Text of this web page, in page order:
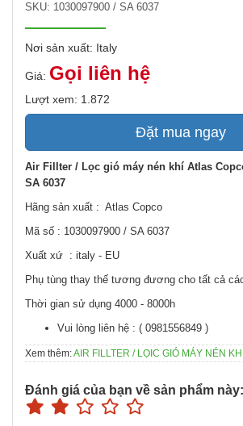
SKU: 1030097900 / SA 6037
Nơi sản xuất: Italy
Giá: Gọi liên hệ
Lượt xem: 1.872
Đặt mua ngay
Air Fillter / Lọc gió máy nén khí Atlas
SA 6037
Hãng sản xuất : Atlas Copco
Mã số : 1030097900 / SA 6037
Xuất xứ : italy - EU
Phụ tùng thay thế tương đương cho tất cả
Thời gian sử dụng 4000 - 8000h
Vui lòng liên hệ : ( 0981556849 )
Xem thêm:AIR FILLTER / LỌIC GIÓ MÁY NÉN
Đánh giá của bạn về sản phẩm này: